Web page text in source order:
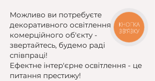
Можливо ви потребуєте
декоративного освітлення
комерційного об'єкту -
звертайтесь, будемо раді
співпраці!
Ефектне інтер'єрне освітлення - це
питання престижу!
КНОПКА
ЗВ'ЯЗКУ